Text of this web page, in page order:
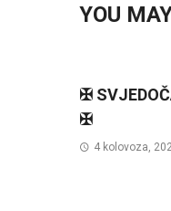
YOU
✠
✠
4 kolovoza,